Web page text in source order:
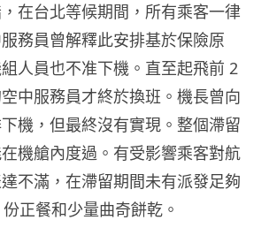
在台北等候期間，所有乘客一律
務員曾解釋此安排基於保險原
人員也不准下機。直至起飛前 2
中服務員才終於換班。機長曾向
機，但最終沒有實現。整個滯留
機艙內度過。有受影響乘客對航
不滿，在滯留期間未有派發足夠
正餐和少量曲奇餅乾。